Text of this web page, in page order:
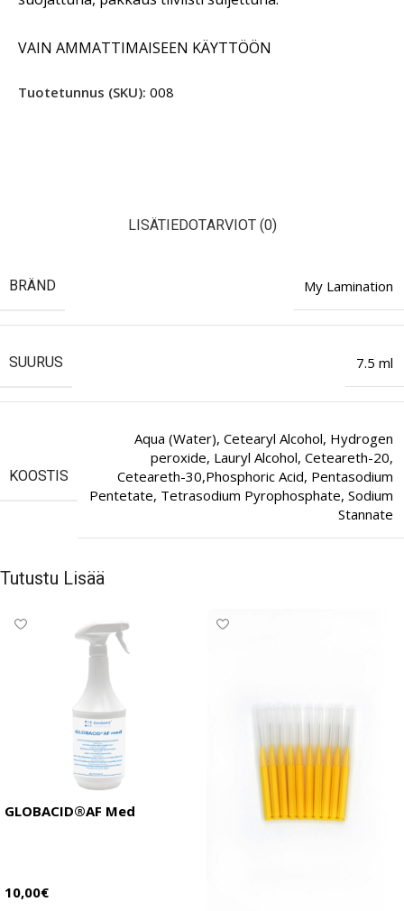
VAIN AMMATTIMAISEEN KÄYTTÖÖN
Tuotetunnus (SKU): 008
LISÄTIEDOTARVIOT (0)
BRÄND My Lamination
SUURUS 7.5 ml
KOOSTIS
Aqua (Water), Cetearyl Alcohol, Hydrogen
peroxide, Lauryl Alcohol, Ceteareth-20,
Ceteareth-30,Phosphoric Acid, Pentasodium
Pentetate, Tetrasodium Pyrophosphate, Sodium
Stannate
Tutustu Lisää
GLOBACID®AF Med
10,00€